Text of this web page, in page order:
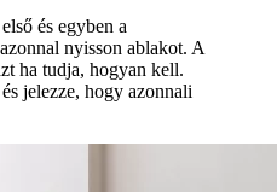
és egyben a
nyisson ablakot. A
ha tudja, hogyan kell.
jelezze, hogy azonnali